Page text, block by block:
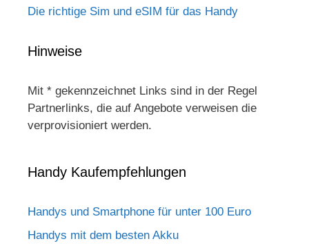
Die richtige Sim und eSIM für das Handy
Hinweise
Mit * gekennzeichnet Links sind in der Regel
Partnerlinks, die auf Angebote verweisen die
verprovisioniert werden.
Handy Kaufempfehlungen
Handys und Smartphone für unter 100 Euro
Handys mit dem besten Akku